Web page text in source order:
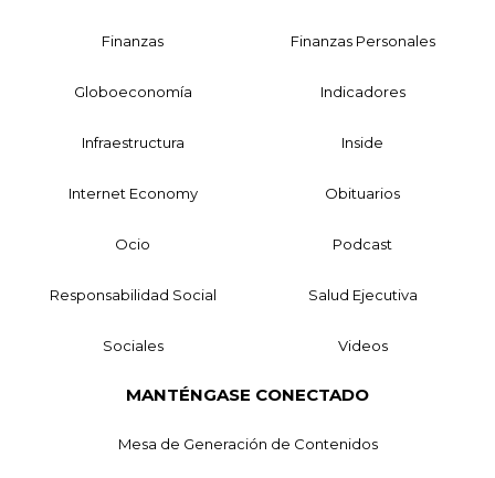
Finanzas Finanzas Personales
Globoeconomía Indicadores
Infraestructura Inside
Internet Economy Obituarios
Ocio Podcast
Responsabilidad Social Salud Ejecutiva
Sociales Videos
MANTÉNGASE CONECTADO
Mesa de Generación de Contenidos